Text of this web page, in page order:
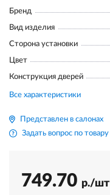
Бренд
Вид изделия
Сторона установки
Цвет
Конструкция дверей
Все характеристики
Представлен в салонах
Задать вопрос по товару
749.70 р./шт